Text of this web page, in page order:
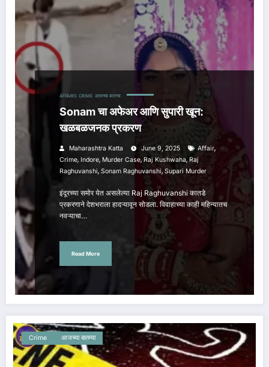
AFFAIRS CRIME आजच्या बातम्या
Sonam चा अफेअर आणि सुपारी खून:
खळबळजनक प्रकरण
Maharashtra Katta June 9, 2025 Affair,
Crime, Indore, Murder Case, Raj Kushwaha,Raj
Raghuvanshi, Sonam Raghuvanshi, Supari Murder
इंदूरच्या समोर येत असलेल्या Raj Raghuvanshi कातडे
प्रकरणाने देशभराला हादऱ्यावून सोडला. विवाहाच्या काही महिन्यातच
नवऱ्याचा…
Read More
Crime आजच्या बातम्या